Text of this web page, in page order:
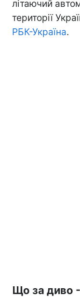
літаючий
території
РБК-Україна.
Що за диво